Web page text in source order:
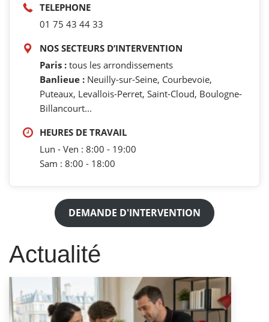
TELEPHONE
01 75 43 44 33
NOS SECTEURS D’INTERVENTION
Paris : tous les arrondissements
Banlieue : Neuilly-sur-Seine, Courbevoie,
Puteaux, Levallois-Perret, Saint-Cloud, Boulogne-
Billancourt...
HEURES DE TRAVAIL
Lun - Ven : 8:00 - 19:00
Sam : 8:00 - 18:00
DEMANDE D'INTERVENTION
Actualité